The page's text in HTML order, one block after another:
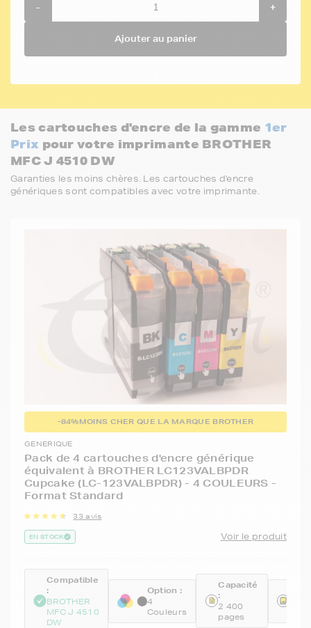
- +
Ajouter au panier
Les cartouches d'encre de la gamme 1er
Prix pour votre imprimante BROTHER
MFC J 4510 DW
Garanties les moins chères. Les cartouches d'encre
génériques sont compatibles avec votre imprimante.
-84%MOINS CHER QUE LA MARQUE BROTHER
GENERIQUE
Pack de 4 cartouches d'encre générique
équivalent à BROTHER LC123VALBPDR
Cupcake (LC-123VALBPDR) - 4 COULEURS -
Format Standard
33 avis
EN STOCK Voir le produit
Compatible
:
BROTHER
MFC J 4510
DW
Option :
4
Couleurs
Capacité
:
2 400
pages